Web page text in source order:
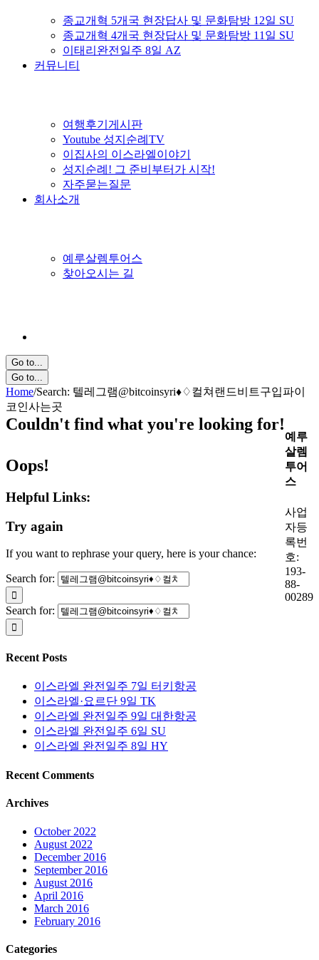
종교개혁 5개국 현장답사 및 문화탐방 12일 SU
종교개혁 4개국 현장답사 및 문화탐방 11일 SU
이태리완전일주 8일 AZ
커뮤니티
여행후기게시판
Youtube 성지순례TV
이집사의 이스라엘이야기
성지순례! 그 준비부터가 시작!
자주묻는질문
회사소개
예루살렘투어스
찾아오시는 길
Go to...
Go to...
Home/Search: 텔레그램@bitcoinsyri♦♢컬쳐랜드비트구입파이
코인사는곳
Couldn't find what you're looking for!
Oops!
Helpful Links:
Try again
If you want to rephrase your query, here is your chance:
Search for:
Search for:
Recent Posts
이스라엘 완전일주 7일 터키항공
이스라엘·요르단 9일 TK
이스라엘 완전일주 9일 대한항공
이스라엘 완전일주 6일 SU
이스라엘 완전일주 8일 HY
Recent Comments
Archives
October 2022
August 2022
December 2016
September 2016
August 2016
April 2016
March 2016
February 2016
Categories
예루
살렘
투어
스
사업
자등
록번
호:
193-
88-
00289